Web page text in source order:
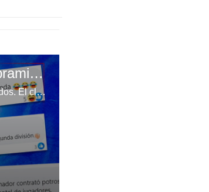
Aficionados de Olancho FC reaccionan al nombramiento de Primi Maradiaga como técnico de Potros
Olancho FC destituyó a José Humberto Rivera debido a malos resultados. El club era uno de los candidatos a pelear en la zona alta de la tabla debido a su fuerte inversión. Sin embargo, su actualidad es muy lejana a los objetivos iniciales. El presidente del equipo, Samuel García, hizo oficial la llegada de Ramón Maradiaga al equipo y así reaccionó la afición.